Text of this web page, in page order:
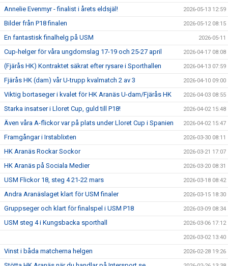
Annelie Evenmyr - finalist i årets eldsjäl! 2026-05-13 12:59
Bilder från P18 finalen 2026-05-12 08:15
En fantastisk finalhelg på USM 2026-05-11
Cup-helger för våra ungdomslag 17-19 och 25-27 april 2026-04-17 08:08
(Fjärås HK) Kontraktet säkrat efter rysare i Sporthallen 2026-04-13 07:59
Fjärås HK (dam) vår U-trupp kvalmatch 2 av 3 2026-04-10 09:00
Viktig bortaseger i kvalet för HK Aranäs U-dam/Fjärås HK 2026-04-03 08:55
Starka insatser i Lloret Cup, guld till P18! 2026-04-02 15:48
Även våra A-flickor var på plats under Lloret Cup i Spanien 2026-04-02 15:47
Framgångar i Irstablixten 2026-03-30 08:11
HK Aranäs Rockar Sockor 2026-03-21 17:07
HK Aranäs på Sociala Medier 2026-03-20 08:31
USM Flickor 18, steg 4 21-22 mars 2026-03-18 08:42
Andra Aranäslaget klart för USM finaler 2026-03-15 18:30
Gruppseger och klart för finalspel i USM P18 2026-03-09 08:34
USM steg 4 i Kungsbacka sporthall 2026-03-06 17:12
2026-03-02 13:40
Vinst i båda matcherna helgen 2026-02-28 19:26